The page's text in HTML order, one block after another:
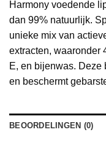
Harmony voedende
dan 99% natuurlijk.
unieke mix van
extracten, waaronder
E, en bijenwas. Deze
en beschermt
BEOORDELINGEN (0)